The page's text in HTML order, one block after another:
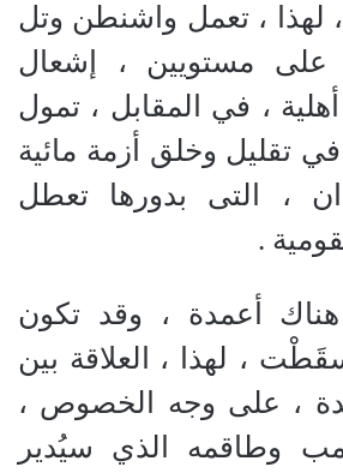
، لهذا ، تعمل واشنطن وتل
على مستويين ، إشعال
، في المقابل ، تمول
تقليل وخلق أزمة مائية
، التى بدورها تعطل
.
أعمدة ، وقد تكون
، لهذا ، العلاقة بين
، على وجه الخصوص ،
وطاقمه الذي سيُدير